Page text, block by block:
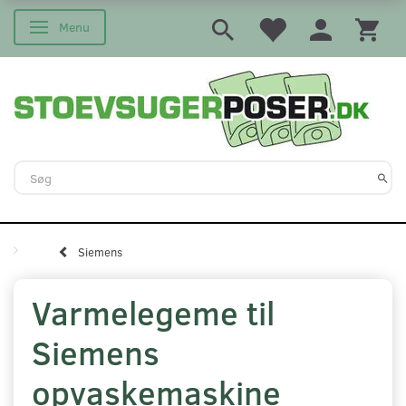
Skifte navigation
Menu
Siemens
Varmelegeme til
Siemens
opvaskemaskine